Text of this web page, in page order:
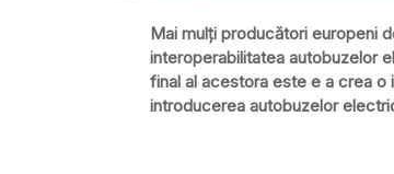
Mai mulți producători europeni
interoperabilitatea autobuzelor
final al acestora este e a crea
introducerea autobuzelor